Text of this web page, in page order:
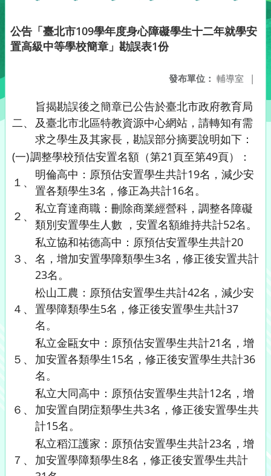
公告「臺北市109學年度身心障礙學生十二年就學安
置高級中等學校簡章」勘誤表1份
發布單位： 輔導室 |
二、
旨揭勘誤後之簡章已公告於臺北市政府教育局
及臺北市北區特教資源中心網站，請轉知有需
求之學生及其家長，勘誤部分摘要說明如下：
(一)調整學校預估安置名額（第21頁至第49頁）：
１、
明倫高中：原預估安置學生共計19名，減少安
置各類學生3名，修正為共計16名。
２、
私立育達商職：刪除商業經營科，調整各障礙
類別安置學生人數 ，安置名額維持共計52名。
３、
私立協和祐德高中：原預估安置學生共計20
名，增加安置學障類學生3名，修正後安置共計
23名。
４、
松山工農：原預估安置學生共計42名，減少安
置學障類學生5名，修正後安置學生共計37
名。
５、
私立金甌女中：原預估安置學生共計21名，增
加安置各類學生15名，修正後安置學生共計36
名。
６、
私立大同高中：原預估安置學生共計12名，增
加安置自閉症類學生共3名，修正後安置學生共
計15名。
７、
私立稻江護家：原預估安置學生共計23名，增
加安置學障類學生8名，修正後安置學生共計